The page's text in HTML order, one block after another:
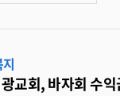
를 높이는 시간을 가졌다 . 완주군 어린이 · 사회복지급식관
교회, 바자회 수